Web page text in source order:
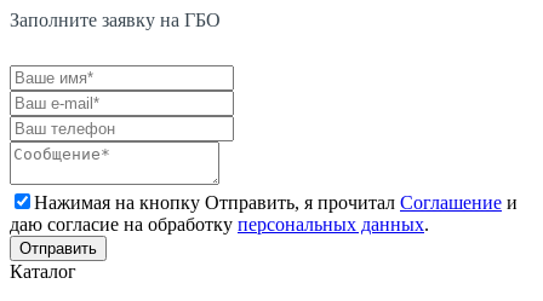
Заполните заявку на ГБО
Нажимая на кнопку Отправить, я прочитал Соглашение и
даю согласие на обработку персональных данных.
Каталог